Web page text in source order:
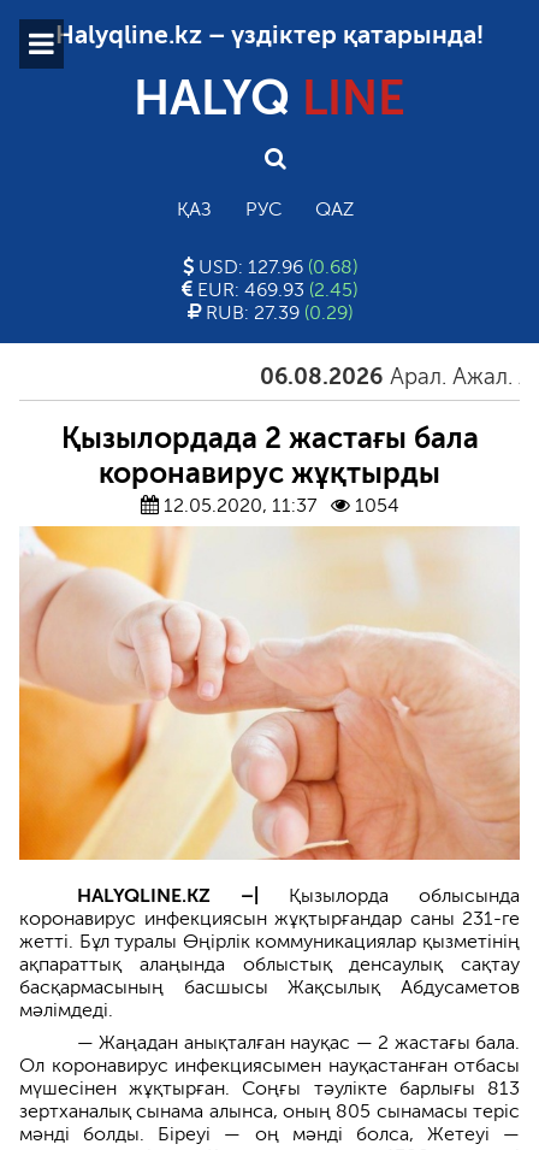
Halyqline.kz – үздіктер қатарында!
HALYQ LINE
ҚАЗ РУС QAZ
USD: 127.96 (0.68)
EUR: 469.93 (2.45)
RUB: 27.39 (0.29)
06.08.2026 Арал. Ажал.
Қызылордада 2 жастағы бала
коронавирус жұқтырды
12.05.2020, 11:37 1054
HALYQLINE.KZ –|
Қызылорда облысында
коронавирус инфекциясын жұқтырғандар саны 231-ге
жетті. Бұл туралы Өңірлік коммуникациялар қызметінің
ақпараттық алаңында облыстық денсаулық сақтау
басқармасының басшысы Жақсылық Абдусаметов
мәлімдеді.
— Жаңадан анықталған науқас — 2 жастағы бала.
Ол коронавирус инфекциясымен науқастанған отбасы
мүшесінен жұқтырған. Соңғы тәулікте барлығы 813
зертханалық сынама алынса, оның 805 сынамасы теріс
мәнді болды. Біреуі — оң мәнді болса, Жетеуі —